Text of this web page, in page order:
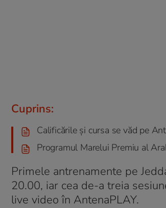
Cuprins:
Calificările și cursa se văd pe
Programul Marelui Premiu al
Primele antrenamente pe
20.00, iar cea de-a treia
live video în AntenaPLAY.